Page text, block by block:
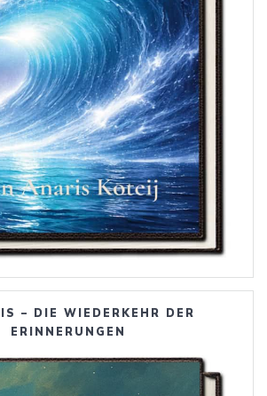
– DIE WIEDERKEHR DER
ERINNERUNGEN